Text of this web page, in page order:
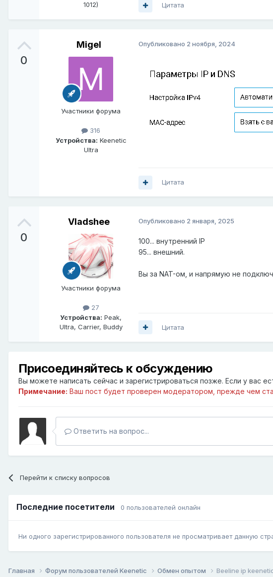
1012)
Цитата
0
Migel
Участники форума
316
Устройства: Keenetic
Ultra
Опубликовано 2 ноября, 2024
Цитата
0
Vladshee
Участники форума
27
Устройства: Peak,
Ultra, Carrier, Buddy
Опубликовано 2 января, 2025
100... внутренний IP
95... внешний.
Вы за NAT-ом, и напрямую не
Цитата
Присоединяйтесь к обсуждению
Вы можете написать сейчас и зарегистрироваться позже. Если у вас
Примечание: Ваш пост будет проверен модератором, прежде чем
Ответить на вопрос...
Перейти к списку вопросов
Последние посетители 0 пользователей онлайн
Ни одного зарегистрированного пользователя не просматривает данную
Главная Форум пользователей Keenetic Обмен опытом Beeline ip